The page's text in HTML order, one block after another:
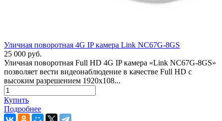
Уличная поворотная 4G IP камера Link NC67G-8GS
25 000 руб.
Уличная поворотная Full HD 4G IP камера «Link NC67G-8GS»
позволяет вести видеонаблюдение в качестве Full HD с
высоким разрешением 1920х108...
Купить
Подробнее